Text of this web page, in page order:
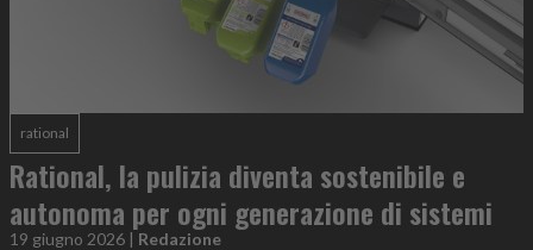
rational
Rational, la pulizia diventa sostenibile e
autonoma per ogni generazione di sistemi
19 giugno 2026 | Redazione